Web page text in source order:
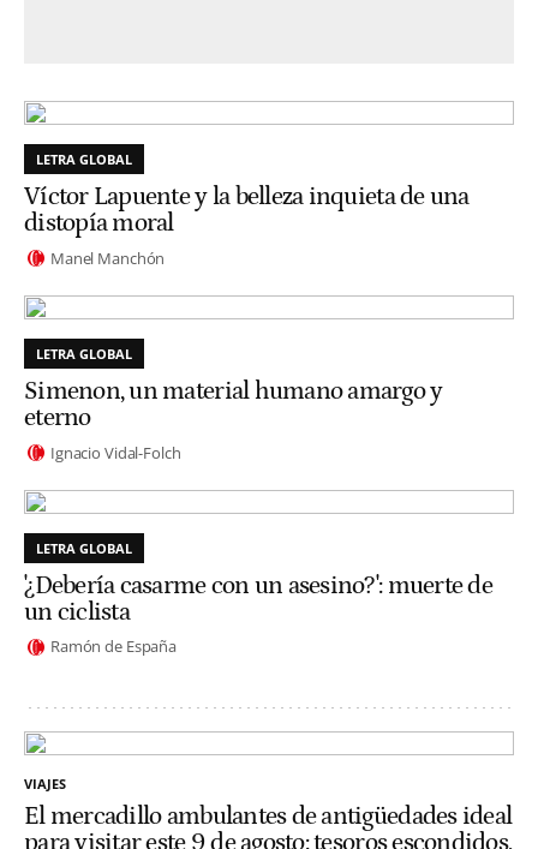
LETRA GLOBAL
Víctor Lapuente y la belleza inquieta de una
distopía moral
Manel Manchón
LETRA GLOBAL
Simenon, un material humano amargo y
eterno
Ignacio Vidal-Folch
LETRA GLOBAL
'¿Debería casarme con un asesino?': muerte de
un ciclista
Ramón de España
VIAJES
El mercadillo ambulantes de antigüedades ideal